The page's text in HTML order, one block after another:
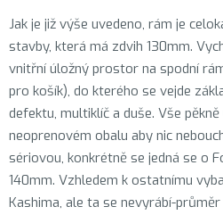
Jak je již výše uvedeno, rám je
stavby, která má zdvih 130mm.
vnitřní úložný prostor na spodní
pro košík), do kterého se vejde
defektu, multiklíč a duše. Vše
neoprenovém obalu aby nic
sériovou, konkrétně se jedná se o
140mm. Vzhledem k ostatnímu
Kashima, ale ta se nevyrábí-